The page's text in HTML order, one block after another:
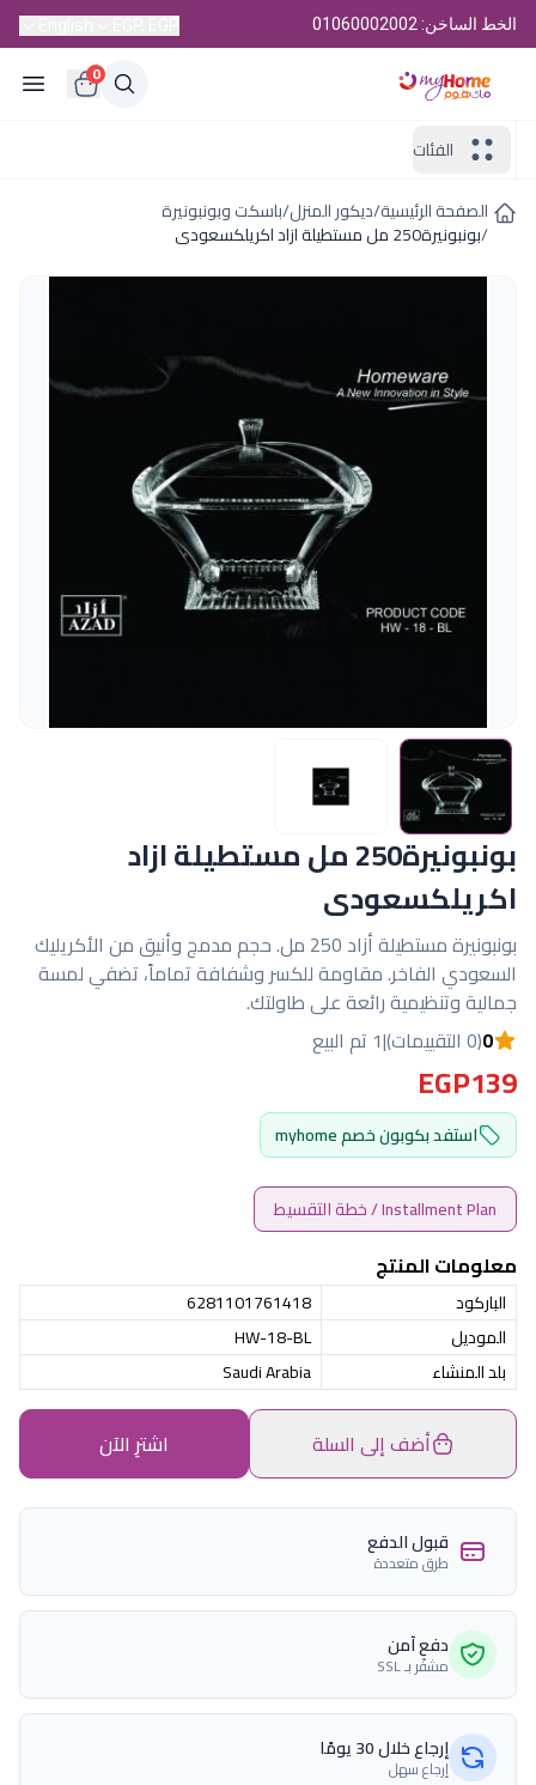
الخط الساخن: 01060002002
0
الفئات
الصفحة الرئيسية/ديكور المنزل/باسكت وبونبونيرة
/بونبونيرة250 مل مستطيلة ازاد اكريلكسعودى
بونبونيرة250 مل مستطيلة ازاد
اكريلكسعودى
بونبونيرة مستطيلة أزاد 250 مل. حجم مدمج وأنيق من الأكريليك
السعودي الفاخر. مقاومة للكسر وشفافة تماماً، تضفي لمسة
جمالية وتنظيمية رائعة على طاولتك.
0(0 التقييمات) |1 تم البيع
EGP139
استفد بكوبون خصم myhome
Installment Plan / خطة التقسيط
معلومات المنتج
الباركود
6281101761418
الموديل
HW-18-BL
بلد المنشاء
Saudi Arabia
أضف إلى السلة اشترِ الآن
قبول الدفع
طرق متعددة
دفع آمن
مشفّر بـ SSL
إرجاع خلال 30 يومًا
إرجاع سهل